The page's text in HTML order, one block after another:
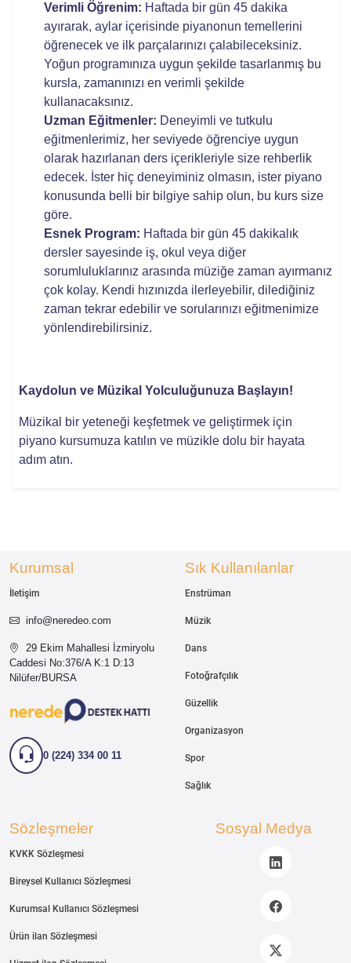
Verimli Öğrenim: Haftada bir gün 45 dakika
ayırarak, aylar içerisinde piyanonun temellerini
öğrenecek ve ilk parçalarınızı çalabileceksiniz.
Yoğun programınıza uygun şekilde tasarlanmış bu
kursla, zamanınızı en verimli şekilde
kullanacaksınız.
Uzman Eğitmenler: Deneyimli ve tutkulu
eğitmenlerimiz, her seviyede öğrenciye uygun
olarak hazırlanan ders içerikleriyle size rehberlik
edecek. İster hiç deneyiminiz olmasın, ister piyano
konusunda belli bir bilgiye sahip olun, bu kurs size
göre.
Esnek Program: Haftada bir gün 45 dakikalık
dersler sayesinde iş, okul veya diğer
sorumluluklarınız arasında müziğe zaman ayırmanız
çok kolay. Kendi hızınızda ilerleyebilir, dilediğiniz
zaman tekrar edebilir ve sorularınızı eğitmenimize
yönlendirebilirsiniz.
Kaydolun ve Müzikal Yolculuğunuza Başlayın!
Müzikal bir yeteneği keşfetmek ve geliştirmek için
piyano kursumuza katılın ve müzikle dolu bir hayata
adım atın.
Kurumsal
İletişim
info@neredeo.com
29 Ekim Mahallesi İzmiryolu
Caddesi No:376/A K:1 D:13
Nilüfer/BURSA
0 (224) 334 00 11
Sık Kullanılanlar
Enstrüman
Müzik
Dans
Fotoğrafçılık
Güzellik
Organizasyon
Spor
Sağlık
Sözleşmeler
KVKK Sözleşmesi
Bireysel Kullanıcı Sözleşmesi
Kurumsal Kullanıcı Sözleşmesi
Ürün ilan Sözleşmesi
Sosyal Medya